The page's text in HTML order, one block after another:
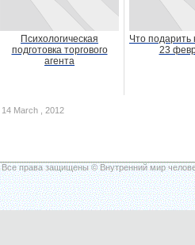
Психологическая
подготовка торгового
агента
Что подарить
23
14 March , 2012
Все права защищены © Внутренний мир